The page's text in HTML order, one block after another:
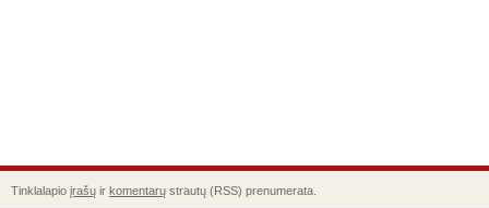
Tinklalapio įrašų ir komentarų strautų (RSS) prenumerata.